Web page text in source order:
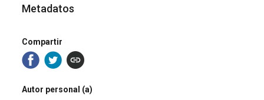
Metadatos
Compartir
Autor personal (a)